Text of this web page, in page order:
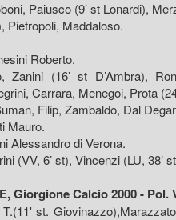
Paiusco (9’ st Lonardi),
Pietropoli, Maddaloso.
Roberto.
Zanini (16’ st D’Ambra),
Carrara, Menegoi, Prota
Filip, Zambaldo, Dal
Mauro.
Alessandro di Verona.
(VV, 6’ st), Vincenzi (LU, 38’
Giorgione Calcio 2000 - Pol.
st.